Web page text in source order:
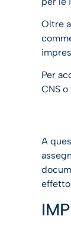
Oltre
Per
CNS
A